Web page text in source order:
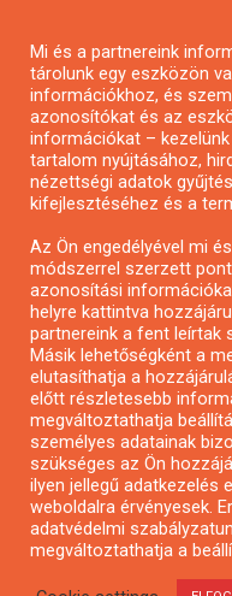
Pályázatírás civil
Pályázatírás
Pályázatfigyelés
Specifikus
Pályázatok
Pályázatok civil
Pályázatok
Önkormányzati
Mezőgazdasági
Falusi turizmus
Napelem pályázatok
GINOP pályázatok
Mi és a partnereink
tárolunk egy eszközön
információkhoz, és
azonosítókat és az
információkat –
tartalom nyújtásához,
nézettségi adatok
kifejlesztéséhez és a
Az Ön engedélyével mi
módszerrel szerzett
azonosítási
helyre kattintva
partnereink a fent leírtak
Másik lehetőségként a
elutasíthatja a
előtt részletesebb
megváltoztathatja
személyes adatainak
szükséges az Ön
ilyen jellegű adatkezelés
weboldalra érvényesek.
adatvédelmi
megváltoztathatja a